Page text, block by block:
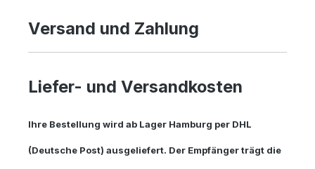
Versand und Zahlung
Liefer- und Versandkosten
Ihre Bestellung wird ab Lager Hamburg per DHL
(Deutsche Post) ausgeliefert. Der Empfänger trägt die